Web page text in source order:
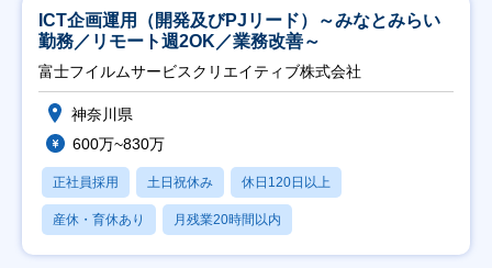
ICT企画運用（開発及びPJリード）～みなとみらい
勤務／リモート週2OK／業務改善～
富士フイルムサービスクリエイティブ株式会社
神奈川県
600万~830万
正社員採用 土日祝休み 休日120日以上
産休・育休あり 月残業20時間以内